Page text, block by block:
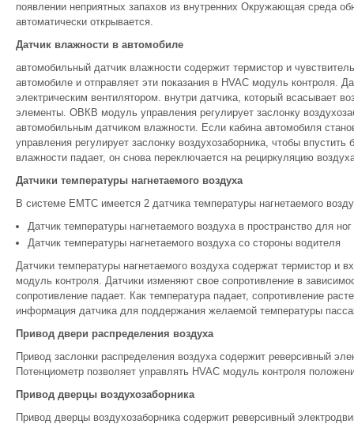
появлении неприятных запахов из внутренних Окружающая среда
автоматически открывается.
Датчик влажности в автомобиле
автомобильный датчик влажности содержит термистор и
автомобиле и отправляет эти показания в HVAC модуль контроля.
электрическим вентилятором. внутри датчика, который всасывает
элементы. ОВКВ модуль управления регулирует заслонку
автомобильным датчиком влажности. Если кабина автомобиля
управления регулирует заслонку воздухозаборника, чтобы
влажности падает, он снова переключается на рециркуляцию
Датчики температуры нагнетаемого воздуха
В системе EMTC имеется 2 датчика температуры нагнетаемого
Датчик температуры нагнетаемого воздуха в пространство для
Датчик температуры нагнетаемого воздуха со стороны водителя
Датчики температуры нагнетаемого воздуха содержат термистор и
модуль контроля. Датчики изменяют свое сопротивление в
сопротивление падает. Как температура падает, сопротивление
информация датчика для поддержания желаемой температуры
Привод двери распределения воздуха
Привод заслонки распределения воздуха содержит реверсивный
Потенциометр позволяет управлять HVAC модуль контроля
Привод дверцы воздухозаборника
Привод дверцы воздухозаборника содержит реверсивный